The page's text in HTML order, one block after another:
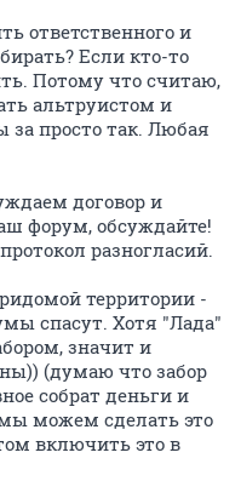
ответственного и
Если кто-то
Потому что считаю,
альтруистом и
просто так. Любая
договор и
форум, обсуждайте!
разногласий.
территории -
спасут. Хотя "Лада"
значит и
(думаю что забор
собрат деньги и
можем сделать это
включить это в